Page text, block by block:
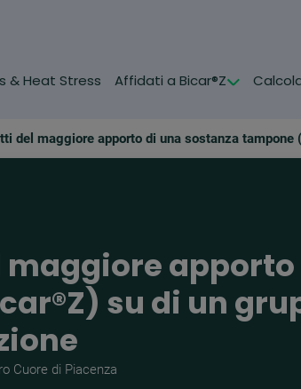
& Heat Stress Affidati a Bicar®Z
su di un
Cuore di Piacenza